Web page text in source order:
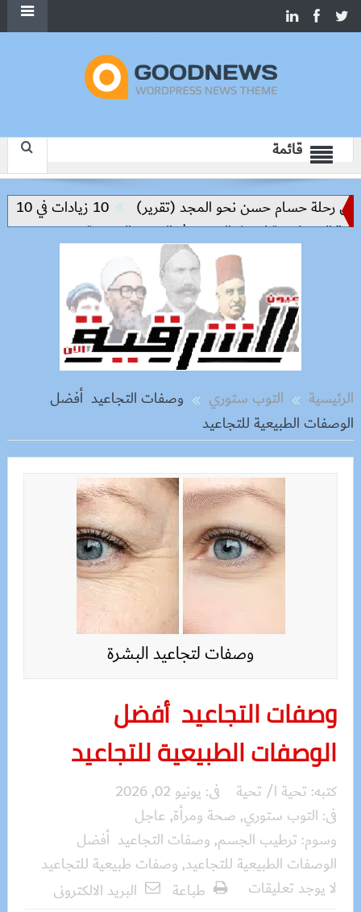
قائمة
رحلة حسام حسن نحو المجد (تقرير) 10 زيادات في 10 سنوات.. هل حان الوقت لرفع دعم البنزين نهائيا؟
الرئيسية التوب ستوري
وصفات التجاعيد أفضل
الوصفات الطبيعية للتجاعيد
وصفات لتجاعيد البشرة
وصفات التجاعيد أفضل
الوصفات الطبيعية للتجاعيد
كتبه: تحية ا/ تحية فى: يونيو 02, 2026
فى: التوب ستوري, صحة ومرأة, عاجل
وسوم: ترطيب الجسم, وصفات التجاعيد أفضل
الوصفات الطبيعية للتجاعيد, وصفات طبيعية للتجاعيد
لا يوجد تعليقات
طباعة البريد الالكترونى